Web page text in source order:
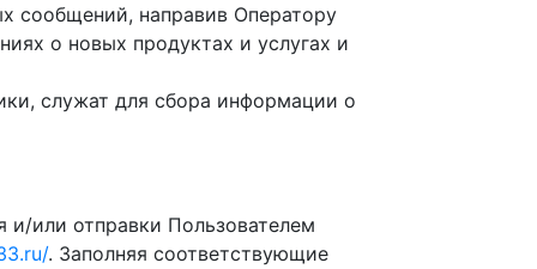
сообщений, направив Оператору
о новых продуктах и услугах и
служат для сбора информации о
и/или отправки Пользователем
. Заполняя соответствующие